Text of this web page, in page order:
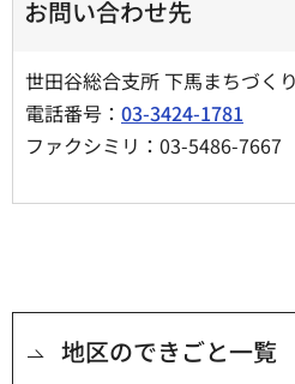
お問い合わせ先
世田谷総合支所 下馬まちづく
電話番号： 03-3424-1781
ファクシミリ：03-5486-7667
地区のできごと一覧